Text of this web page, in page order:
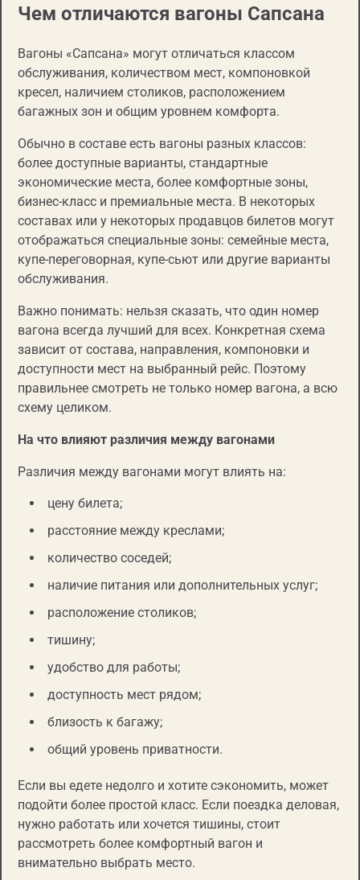
Чем отличаются вагоны Сапсана
Вагоны «Сапсана» могут отличаться классом
обслуживания, количеством мест, компоновкой
кресел, наличием столиков, расположением
багажных зон и общим уровнем комфорта.
Обычно в составе есть вагоны разных классов:
более доступные варианты, стандартные
экономические места, более комфортные зоны,
бизнес-класс и премиальные места. В некоторых
составах или у некоторых продавцов билетов могут
отображаться специальные зоны: семейные места,
купе-переговорная, купе-сьют или другие варианты
обслуживания.
Важно понимать: нельзя сказать, что один номер
вагона всегда лучший для всех. Конкретная схема
зависит от состава, направления, компоновки и
доступности мест на выбранный рейс. Поэтому
правильнее смотреть не только номер вагона, а всю
схему целиком.
На что влияют различия между вагонами
Различия между вагонами могут влиять на:
цену билета;
расстояние между креслами;
количество соседей;
наличие питания или дополнительных услуг;
расположение столиков;
тишину;
удобство для работы;
доступность мест рядом;
близость к багажу;
общий уровень приватности.
Если вы едете недолго и хотите сэкономить, может
подойти более простой класс. Если поездка деловая,
нужно работать или хочется тишины, стоит
рассмотреть более комфортный вагон и
внимательно выбрать место.